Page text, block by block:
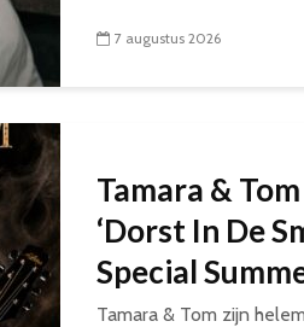
7 augustus 2026
Tamara &
‘Dorst In De
Special
Tamara & Tom zijn